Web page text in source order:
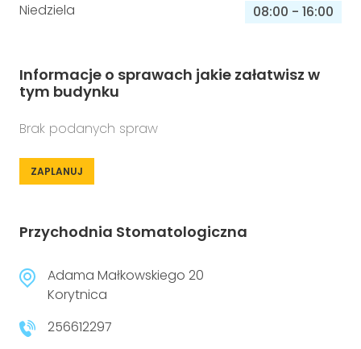
Niedziela
08:00 - 16:00
Informacje o sprawach jakie załatwisz w
tym budynku
Brak podanych spraw
ZAPLANUJ
Przychodnia Stomatologiczna
Adama Małkowskiego 20
Korytnica
256612297